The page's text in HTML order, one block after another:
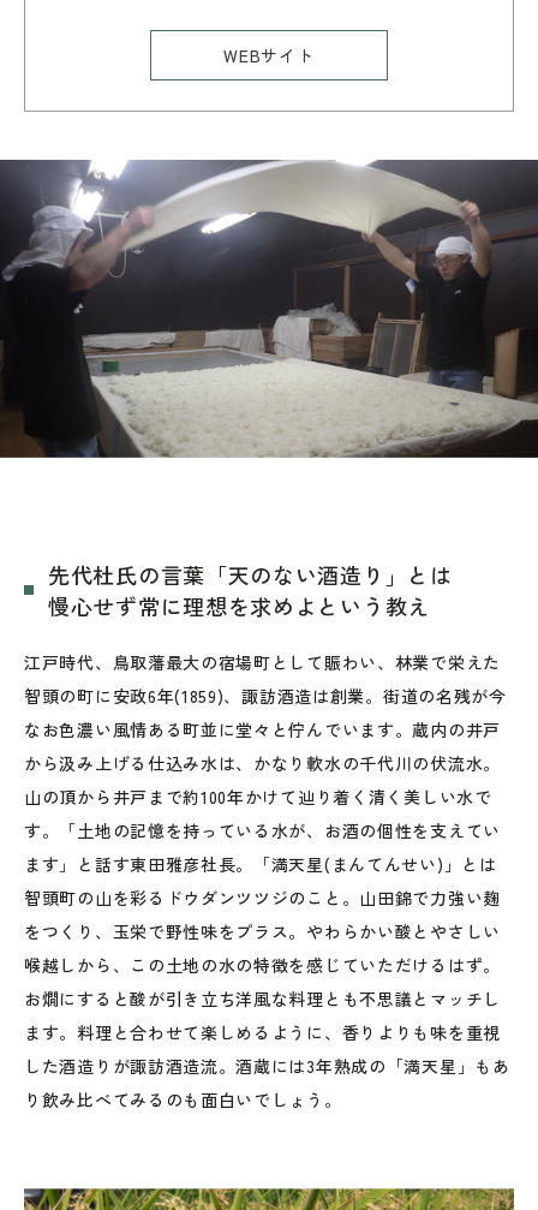
WEBサイト
先代杜氏の言葉「天のない酒造り」とは
慢心せず常に理想を求めよという教え
江戸時代、鳥取藩最大の宿場町として賑わい、林業で栄えた
智頭の町に安政6年(1859)、諏訪酒造は創業。街道の名残が今
なお色濃い風情ある町並に堂々と佇んでいます。蔵内の井戸
から汲み上げる仕込み水は、かなり軟水の千代川の伏流水。
山の頂から井戸まで約100年かけて辿り着く清く美しい水で
す。「土地の記憶を持っている水が、お酒の個性を支えてい
ます」と話す東田雅彦社長。「満天星(まんてんせい)」とは
智頭町の山を彩るドウダンツツジのこと。山田錦で力強い麹
をつくり、玉栄で野性味をプラス。やわらかい酸とやさしい
喉越しから、この土地の水の特徴を感じていただけるはず。
お燗にすると酸が引き立ち洋風な料理とも不思議とマッチし
ます。料理と合わせて楽しめるように、香りよりも味を重視
した酒造りが諏訪酒造流。酒蔵には3年熟成の「満天星」もあ
り飲み比べてみるのも面白いでしょう。